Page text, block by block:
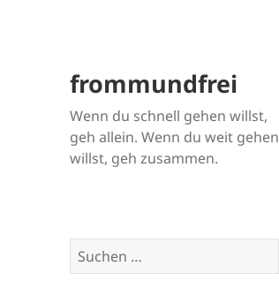
frommundfrei
Wenn du schnell gehen willst,
geh allein. Wenn du weit gehen
willst, geh zusammen.
Suchen
nach: